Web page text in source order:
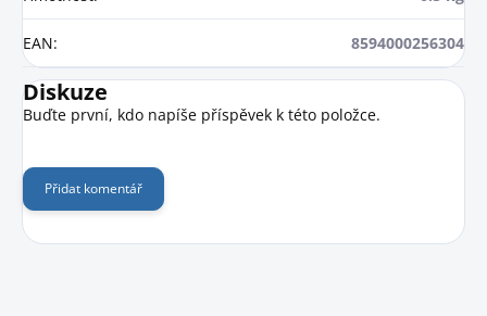
EAN: 8594000256304
Diskuze
Buďte první, kdo napíše příspěvek k této položce.
Přidat komentář